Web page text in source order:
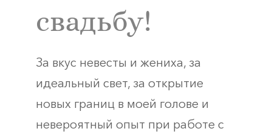
свадьбу!
За вкус невесты и жениха, за
идеальный свет, за открытие
новых границ в моей голове и
невероятный опыт при работе с